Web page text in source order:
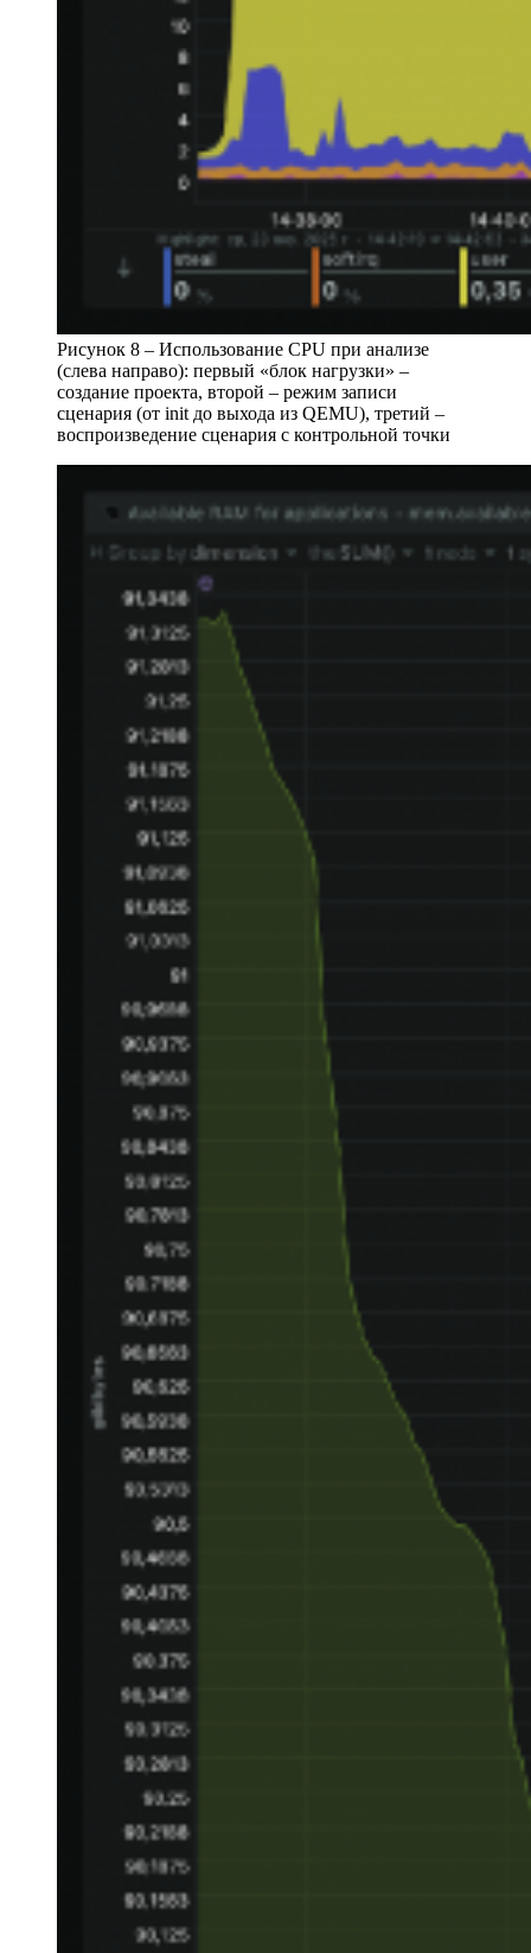
Рисунок 8 – Использование CPU при анализе
(слева направо): первый «блок нагрузки» –
создание проекта, второй – режим записи
сценария (от init до выхода из QEMU), третий –
воспроизведение сценария с контрольной точки